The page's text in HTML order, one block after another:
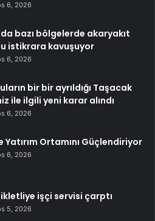
6, 2026
bazı bölgelerde akaryakıt
istikrara kavuşuyor
6, 2026
bir bir ayrıldığı Taşacak
ile ilgili yeni karar alındı
6, 2026
Yatırım Ortamını Güçlendiriyor
6, 2026
işçi servisi çarptı
5, 2026